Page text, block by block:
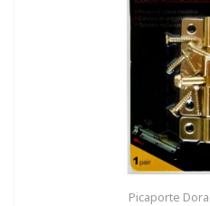
Picaporte